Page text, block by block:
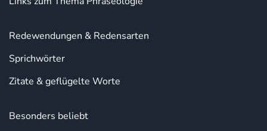
Redewendungen & Redensarten
Sprichwörter
Zitate & geflügelte Worte
Besonders beliebt